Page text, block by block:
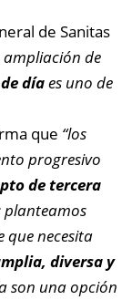
de Sanitas
de
díaes uno de
que “los
progresivo
de tercera
planteamos
que necesita
diversa y
son una opción